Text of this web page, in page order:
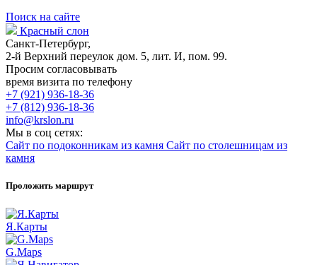
Поиск на сайте
Красный слон
Санкт-Петербург,
2-й Верхний переулок дом. 5, лит. И, пом. 99.
Просим согласовывать
время визита по телефону
+7 (921) 936-18-36
+7 (812) 936-18-36
info@krslon.ru
Мы в соц сетях:
Сайт по подоконникам из камня Сайт по столешницам из
камня
Проложить маршрут
Я.Карты
G.Maps